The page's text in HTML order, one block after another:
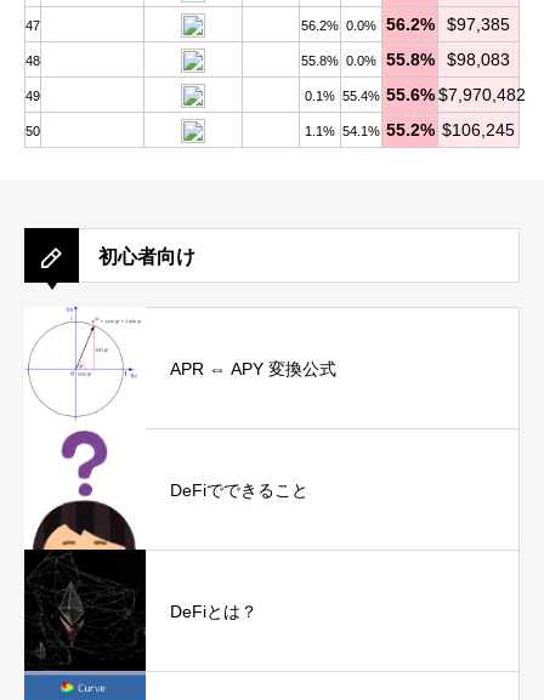
47 56.2% 0.0% 56.2% $97,385
48 55.8% 0.0% 55.8% $98,083
49 0.1% 55.4% 55.6% $7,970,482
50 1.1% 54.1% 55.2% $106,245
初心者向け
APR ⇔ APY 変換公式
DeFiでできること
DeFiとは？